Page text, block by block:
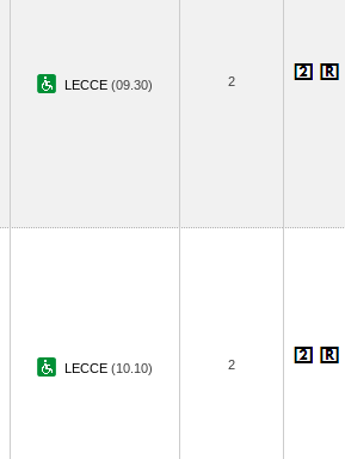
LECCE (09.30) 2
LECCE (10.10) 2